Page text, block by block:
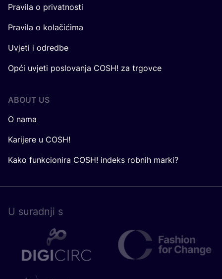
Pravila o privatnosti
Pravila o kolačićima
Uvjeti i odredbe
Opći uvjeti poslovanja COSH! za trgovce
ABOUT US
O nama
Karijere u COSH!
Kako funkcionira COSH! indeks robnih marki?
U surad­nji s